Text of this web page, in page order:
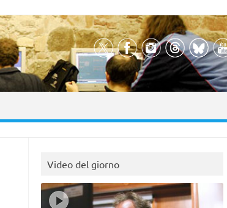
Video del giorno